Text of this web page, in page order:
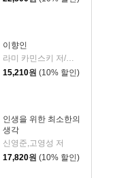
이향인
라미 카민스키 저/최지숙 역
15,210원 (10% 할인)
인생을 위한 최소한의
생각
신영준,고영성 저
17,820원 (10% 할인)